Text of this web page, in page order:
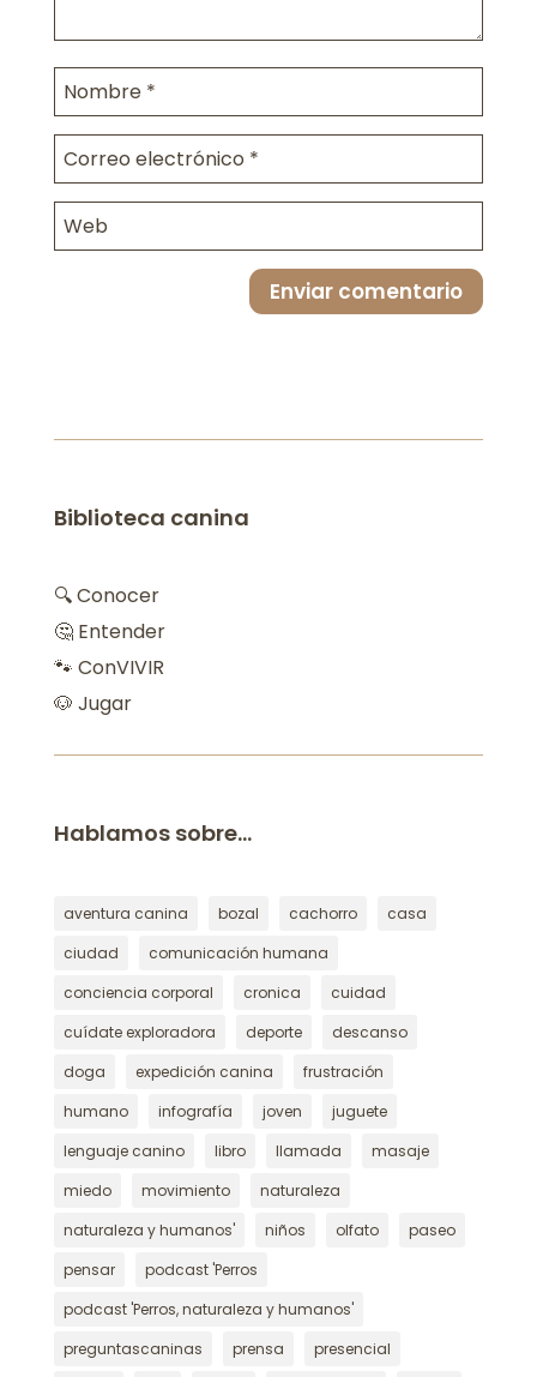
Enviar comentario
Biblioteca canina
🔍 Conocer
🤔 Entender
🐾 ConVIVIR
🐶 Jugar
Hablamos sobre…
aventura canina bozal cachorro
casa
ciudad
comunicación humana
conciencia corporal
cronica
cuidad
cuídate exploradora
deporte
descanso
doga
expedición canina
frustración
humano
infografía joven
juguete
lenguaje canino
libro llamada
masaje
miedo
movimiento
naturaleza
naturaleza y humanos'
niños olfato
paseo
pensar
podcast 'Perros
podcast 'Perros, naturaleza y humanos'
preguntascaninas
prensa
presencial